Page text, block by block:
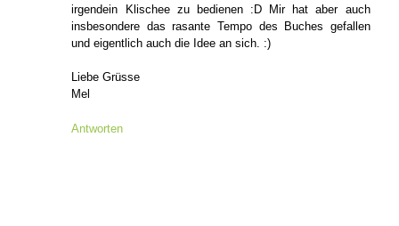
irgendein Klischee zu bedienen :D Mir hat aber auch
insbesondere das rasante Tempo des Buches gefallen
und eigentlich auch die Idee an sich. :)
Liebe Grüsse
Mel
Antworten